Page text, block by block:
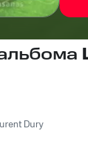
Dury